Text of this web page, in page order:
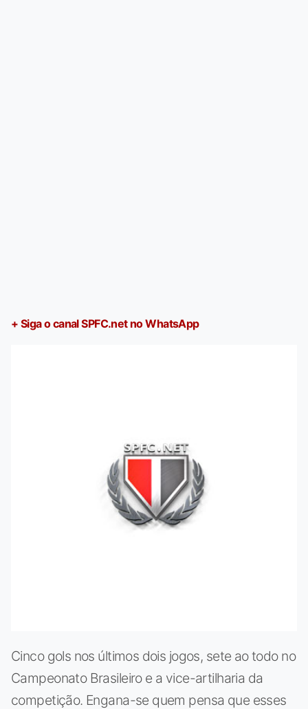
+ Siga o canal SPFC.net no WhatsApp
Cinco gols nos últimos dois jogos, sete ao todo no
Campeonato Brasileiro e a vice-artilharia da
competição. Engana-se quem pensa que esses